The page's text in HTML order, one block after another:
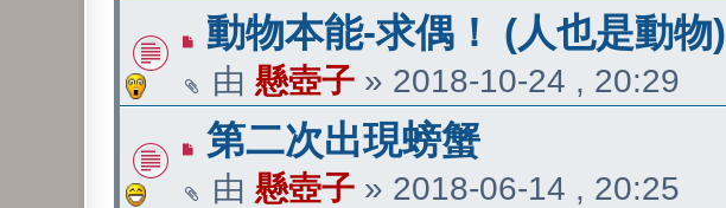
動物本能-求偶！ (人也是動物)
由 懸壺子 » 2018-10-24 , 20:29
第二次出現螃蟹
由 懸壺子 » 2018-06-14 , 20:25